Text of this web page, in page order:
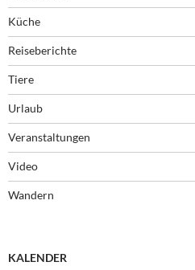
Küche
Reiseberichte
Tiere
Urlaub
Veranstaltungen
Video
Wandern
KALENDER